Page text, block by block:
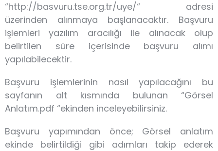
“http://basvuru.tse.org.tr/uye/“ adresi
üzerinden alınmaya başlanacaktır. Başvuru
işlemleri yazılım aracılığı ile alınacak olup
belirtilen süre içerisinde başvuru alımı
yapılabilecektir.
Başvuru işlemlerinin nasıl yapılacağını bu
sayfanın alt kısmında bulunan “Görsel
Anlatım.pdf “ekinden inceleyebilirsiniz.
Başvuru yapımından önce; Görsel anlatım
ekinde belirtildiği gibi adımları takip ederek